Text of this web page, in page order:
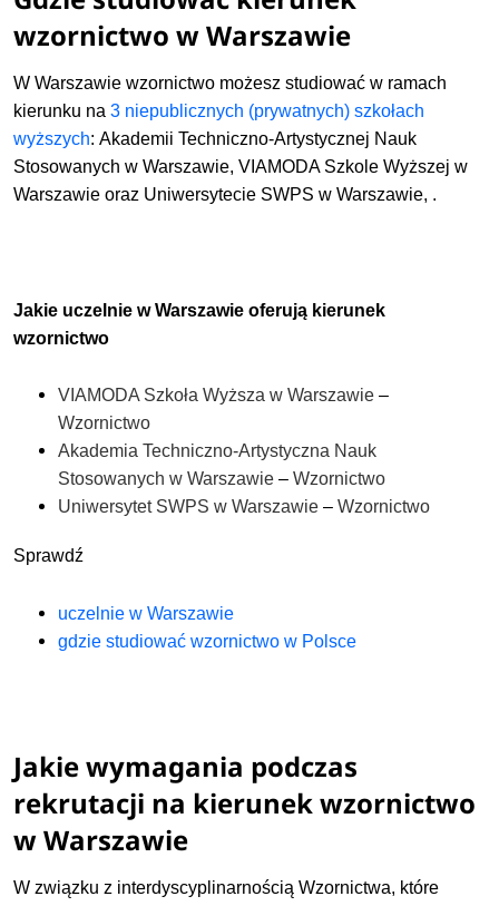
Wzornictwo na studiach I stopnia to 3,5-letnie studia
magisterskie. Program może być realizowany w formie
stacjonarnej lub niestacjonarnej (zaocznie).Zobacz
opis kierunku>
wzornictwo w Warszawie
W Warszawie wzornictwo możesz studiować w ramach
kierunku na3 niepublicznych (prywatnych) szkołach
wyższych: Akademii Techniczno-Artystycznej Nauk
Stosowanych w Warszawie, VIAMODA Szkole Wyższej w
Warszawie oraz Uniwersytecie SWPS w Warszawie, .
Jakie uczelnie w Warszawie oferują kierunek
wzornictwo
VIAMODA Szkoła Wyższa w Warszawie –
Wzornictwo
Akademia Techniczno-Artystyczna Nauk
Stosowanych w Warszawie –Wzornictwo
Uniwersytet SWPS w Warszawie –Wzornictwo
Sprawdź
uczelnie w Warszawie
gdzie studiować wzornictwo w Polsce
Jakie wymagania podczas
rekrutacji na kierunek wzornictwo
w Warszawie
W związku z interdyscyplinarnością Wzornictwa, które